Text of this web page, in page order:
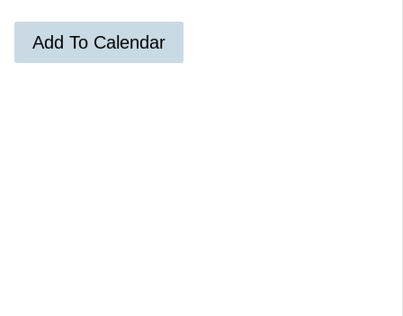
Add To Calendar